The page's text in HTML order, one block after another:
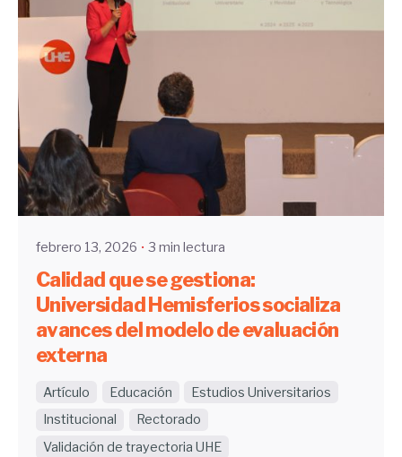
Enviado por
Community
febrero 13, 2026 3 min lectura
Calidad que se gestiona:
Universidad Hemisferios socializa
avances del modelo de evaluación
externa
Artículo Educación
Estudios Universitarios
Institucional
Rectorado
Validación de trayectoria UHE